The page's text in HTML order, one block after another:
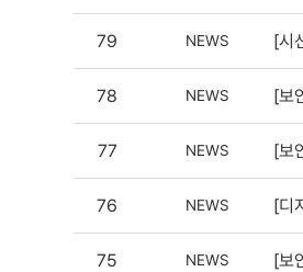
79 NEWS [시
78 NEWS [보
77 NEWS [보
76 NEWS [디
75 NEWS [보